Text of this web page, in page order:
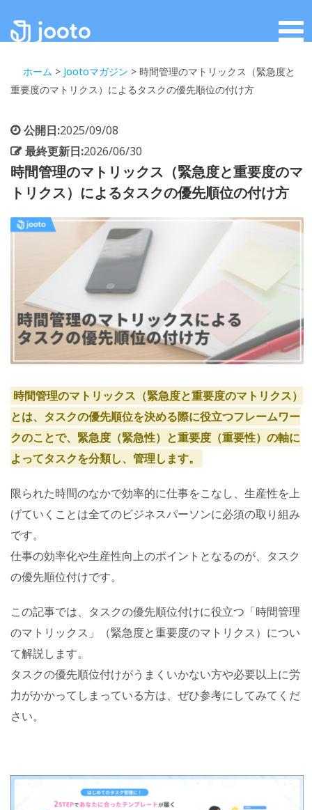
ホーム > Jootoマガジン > 時間管理のマトリックス（緊急度と
重要度のマトリクス）によるタスクの優先順位の付け方
公開日:2025/09/08
最終更新日:2026/06/30
時間管理のマトリックス（緊急度と重要度のマ
トリクス）によるタスクの優先順位の付け方
時間管理のマトリックス（緊急度と重要度のマトリクス）
とは、タスクの優先順位を決める際に役立つフレームワー
クのことで、緊急度（緊急性）と重要度（重要性）の軸に
よってタスクを分類し、管理します。
限られた時間のなかで効率的に仕事をこなし、生産性を上
げていくことは全てのビジネスパーソンに必須の取り組み
です。
仕事の効率化や生産性向上のポイントとなるのが、タスク
の優先順位付けです。
この記事では、タスクの優先順位付けに役立つ「時間管理
のマトリックス」（緊急度と重要度のマトリクス）につい
て解説します。
タスクの優先順位付けがうまくいかない方や必要以上に労
力がかかってしまっている方は、ぜひ参考にしてみてくだ
さい。